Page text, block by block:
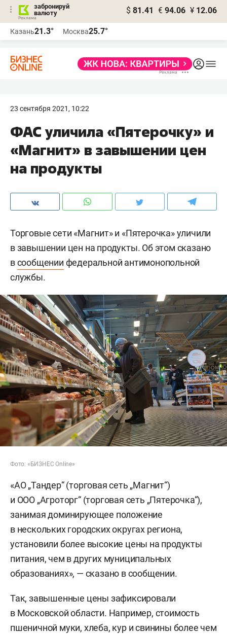
забронируй
валюту
$ 81.41 € 94.06 ¥ 12.06
Казань21.3° Москва25.7°
23 сентября 2021, 10:22
ФАС уличила «Пятерочку» и
«Магнит» в завышении цен
на продукты
Торговые сети «Магнит» и «Пятерочка» уличили
в завышении цен на продукты. Об этом сказано
всообщении федеральной антимонопольной
службы.
Фото: «БИЗНЕС Online»
«АО „Тандер“ (торговая сеть „Магнит“)
и ООО „Агроторг“ (торговая сеть „Пятерочка“),
занимая доминирующее положение
в нескольких городских округах региона,
установили более высокие цены на продукты
питания, чем в других муниципальных
образованиях», — сказано в сообщении.
Так, завышенные цены зафиксировали
в Московской области. Например, стоимость
пшеничной муки, хлеба, кур и свинины более чем